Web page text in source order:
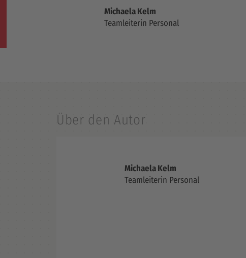
Michaela Kelm
Teamleiterin Personal
Über den Autor
Michaela Kelm
Teamleiterin Personal